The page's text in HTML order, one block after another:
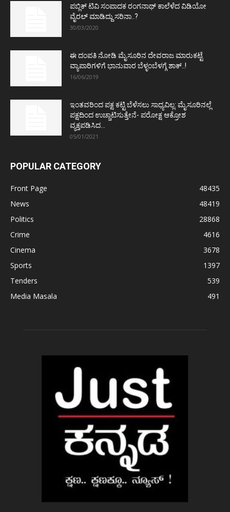
ಪಬ್ಲಿಕ್ ಟಿವಿ ಸಂಪಾದಕ ರಂಗನಾಥ್ ಕಾಲೆಳೆದ ವಿಡಿಯೋ
ವೈರಲ್ ಮಾಡಿದ್ದು ಸರಿನಾ..?
30/03/2020
ಈ ದಂಪತಿ ನೋಡಿ ಮೈಸೂರಿನ ದೇವರಾಜ ಮಾರುಕಟ್ಟೆ
ವ್ಯಾಪಾರಿಗಳಿಗೆ ಭಾನುವಾರ ಬೆಳ್ಳಂಬೆಳಗ್ಗೆ ಶಾಕ್..!
16/06/2019
ಇಂತವರಿಂದ ಪಕ್ಷ ಕಟ್ಟಿ ಬೆಳೆಸಲು ಸಾಧ್ಯವಿಲ್ಲ: ಮೈಸೂರಿನಲ್ಲೆ
ಪಕ್ಷದಿಂದ ಉಚ್ಚಾಟಿಸುತ್ತೇನೆ- ಪರೋಕ್ಷ ಆಕ್ರೋಶ
ವ್ಯಕ್ತಪಡಿಸಿದ...
05/01/2021
POPULAR CATEGORY
Front Page
48435
News
48419
Politics
28868
Crime
4616
Cinema
3678
Sports
1397
Tenders
539
Media Masala
491